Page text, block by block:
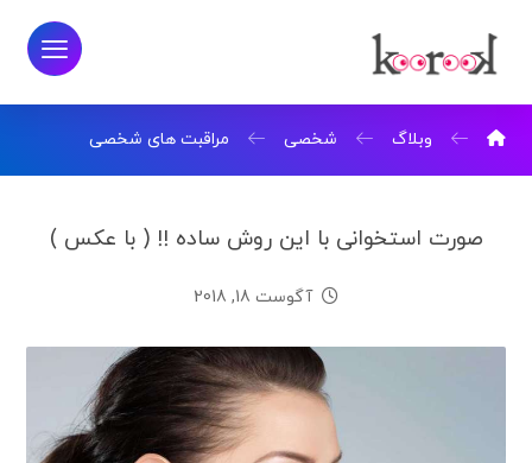
وبلاگ شخصی مراقبت های شخصی
صورت استخوانی با این روش ساده !! ( با عکس )
آگوست 18, 2018